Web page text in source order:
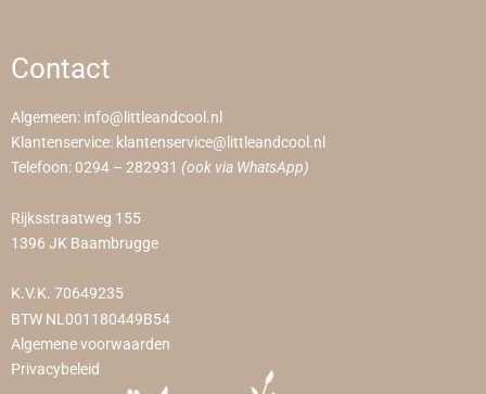
Contact
Algemeen: info@littleandcool.nl
Klantenservice: klantenservice@littleandcool.nl
Telefoon: 0294 – 282931 (ook via WhatsApp)
Rijksstraatweg 155
1396 JK Baambrugge
K.V.K. 70649235
BTW NL001180449B54
Algemene voorwaarden
Privacybeleid